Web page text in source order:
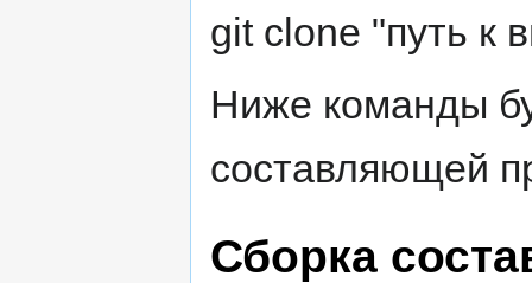
git clone "путь к
Ниже команды
составляющей
Сборка